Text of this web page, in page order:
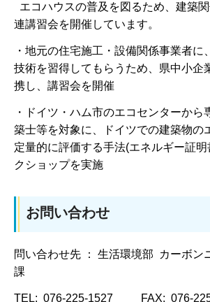
エコハウスの普及を図るため、建築
連講習会を開催しています。
・地元の住宅施工・設備関係事業者に
技術を習得してもらうため、県中小企
携し、講習会を開催
・ドイツ・ハム市のエコセンターから
築士等を対象に、ドイツでの建築物の
定量的に評価する手法(エネルギー証
クショップを実施
お問い合わせ
問い合わせ先 ： 生活環境部 カーボン
課
TEL: 076-225-1527 FAX: 076-